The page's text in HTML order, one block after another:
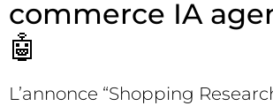
commerce IA
🤖
L’annonce “Shopping